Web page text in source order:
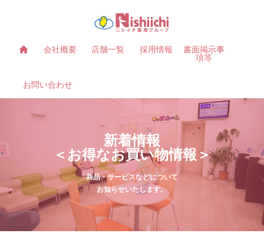
会社概要 店舗一覧 採用情報
書面掲示事
項等
お問い合わせ
新着情報
＜お得なお買い物情報＞
商品・サービスなどについて
お知らせいたします。